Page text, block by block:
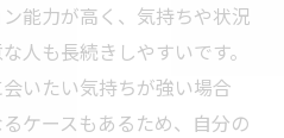
能力が高く、気持ちや状況
人も長続きしやすいです。
いたい気持ちが強い場合
ケースもあるため、自分の